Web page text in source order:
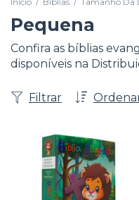
Pequena
Confira as bíblias
disponíveis na
Filtrar